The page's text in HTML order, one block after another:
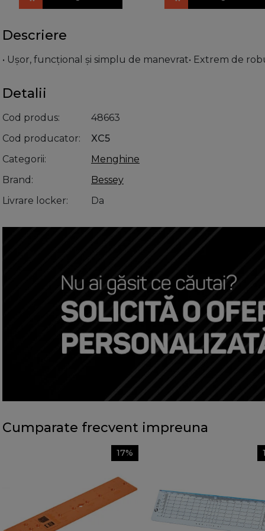
Descriere
• Ușor, funcțional și simplu de manevrat• Extrem de
Detalii
Cod produs
48663
Cod producator
XC5
Categorii
Menghine
Brand
Bessey
Livrare locker
Da
Cumparate frecvent impreuna
17%